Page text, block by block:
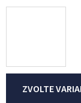
ZVOLTE